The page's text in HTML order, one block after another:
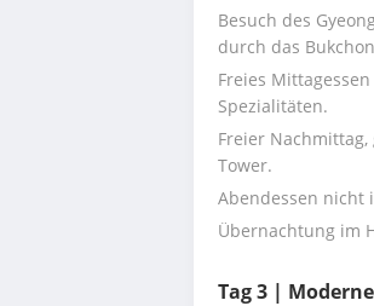
Besuch des
durch das
Freies
Spezialitäten.
Freier
Tower.
Abendessen nicht
Übernachtung im
Tag 3 |